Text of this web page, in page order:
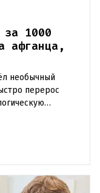
за 1000
афганца,
необычный
перерос